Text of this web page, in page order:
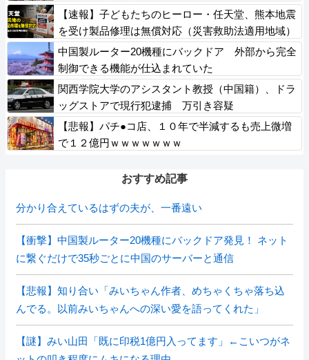
【速報】子どもたちのヒーロー・任天堂、熊本地震
を受け製品修理は無償対応（災害救助法適用地域）
義援金5000万円寄付
中国製ルーター20機種にバックドア 外部から完全
制御できる機能が仕込まれていた
関西学院大学のアシスタント教授（中国籍）、ドラ
ッグストアで現行犯逮捕 万引き容疑
【悲報】パチ●コ店、１０年で半減するも売上微増
で１２億円ｗｗｗｗｗｗｗ
おすすめ記事
分かり合えているはずの夫が、一番遠い
【衝撃】中国製ルーター20機種にバックドア発見！ ネット
に繋ぐだけで35秒ごとに中国のサーバーと通信
【悲報】知り合い「みいちゃん作者、めちゃくちゃ落ち込
んでる。以前みいちゃんへの深い愛を語ってくれた」
【謎】みい山田「既に印税1億円入ってます」←こいつがネ